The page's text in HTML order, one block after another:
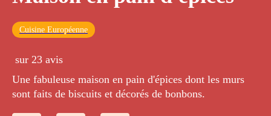
Cuisine Européenne
sur 23 avis
Une fabuleuse maison en pain d'épices dont les murs
sont faits de biscuits et décorés de bonbons.